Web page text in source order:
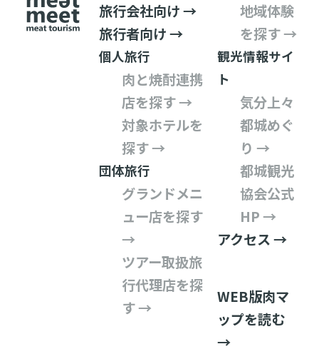
旅行会社向け →
旅行者向け →
個人旅行
肉と焼酎連携
店を探す →
対象ホテルを
探す →
団体旅行
グランドメニ
ュー店を探す
→
ツアー取扱旅
行代理店を探
す →
地域体験
を探す →
観光情報サイ
ト
気分上々
都城めぐ
り →
都城観光
協会公式
HP →
アクセス →
WEB版肉マ
ップを読む
→